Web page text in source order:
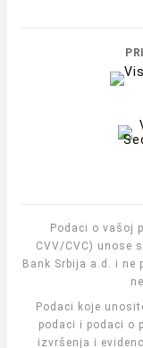
Podaci o vašoj
CVV/CVC) unose
Bank Srbija a.d. i
Podaci koje
podaci i podaci o
izvršenja i